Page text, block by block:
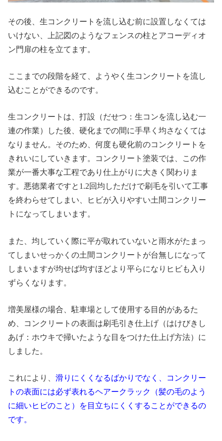
その後、生コンクリートを流し込む前に設置しなくては
いけない、上記図のようなフェンスの柱とアコーディオ
ン門扉の柱を立てます。
ここまでの段階を経て、ようやく生コンクリートを流し
込むことができるのです。
生コンクリートは、打設（だせつ：生コンを流し込む一
連の作業）した後、硬化までの間に手早く均さなくては
なりません。そのため、何度も硬化前のコンクリートを
きれいにしていきます。コンクリート塗装では、この作
業が一番大事な工程であり仕上がりに大きく関わりま
す。悪徳業者ですと1.2回均しただけで刷毛を引いて工事
を終わらせてしまい、ヒビが入りやすい土間コンクリー
トになってしまいます。
また、均していく際に平が取れていないと雨水がたまっ
てしまいせっかくの土間コンクリートが台無しになって
しまいますが均せば均すほどより平らになりヒビも入り
ずらくなります。
増美屋様の場合、駐車場として使用する目的があるた
め、コンクリートの表面は刷毛引き仕上げ（はけびきし
あげ：ホウキで掃いたような目をつけた仕上げ方法）に
しました。
これにより、滑りにくくなるばかりでなく、コンクリー
トの表面には必ず表れるヘアークラック（髪の毛のよう
に細いヒビのこと）を目立ちにくくすることができるの
です。